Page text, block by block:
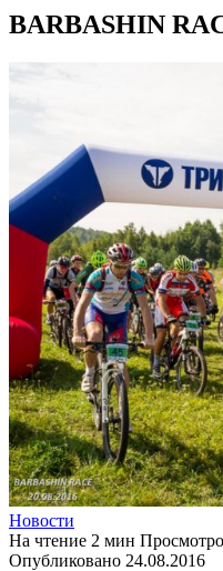
BARBASHIN
Новости
На чтение 2 мин
Опубликовано 24.08.2016